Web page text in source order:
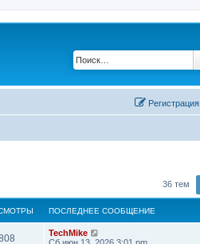
Регистрация
36 тем
ПОСЛЕДНЕЕ СООБЩЕНИЕ
TechMike
Сб июн 13, 2026 3:01 pm